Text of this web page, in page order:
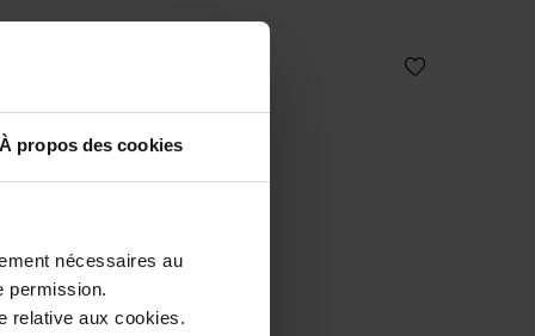
À propos des cookies
nécessaires au
permission.
relative aux cookies.